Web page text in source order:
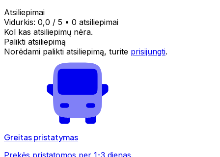
Atsiliepimai
Vidurkis: 0,0 / 5 • 0 atsiliepimai
Kol kas atsiliepimų nėra.
Palikti atsiliepimą
Norėdami palikti atsiliepimą, turite prisijungti.
Greitas pristatymas
Prekės pristatomos per 1-3 dienas.